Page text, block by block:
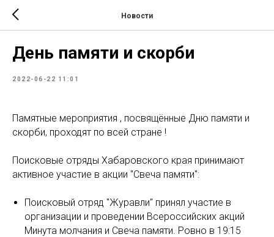
Новости
День памяти и скорби
2022-06-22 11:01
Памятные мероприятия , посвящённые Дню памяти и
скорби, проходят по всей стране !
Поисковые отряды Хабаровского края принимают
активное участие в акции "Свеча памяти":
Поисковый отряд "Журавли" принял участие в
организации и проведении Всероссийских акций
Минута молчания и Свеча памяти. Ровно в 19:15